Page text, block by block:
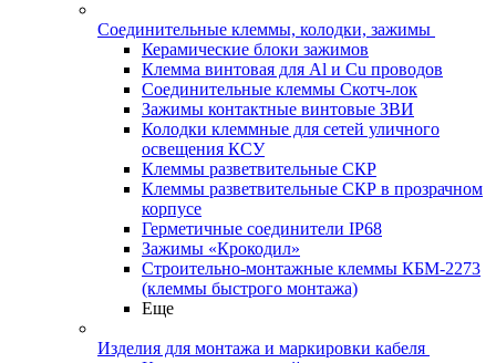
Соединительные клеммы, колодки, зажимы
Керамические блоки зажимов
Клемма винтовая для Al и Cu проводов
Соединительные клеммы Скотч-лок
Зажимы контактные винтовые ЗВИ
Колодки клеммные для сетей уличного
освещения КСУ
Клеммы разветвительные СКР
Клеммы разветвительные СКР в прозрачном
корпусе
Герметичные соединители IP68
Зажимы «Крокодил»
Строительно-монтажные клеммы КБМ-2273
(клеммы быстрого монтажа)
Еще
Изделия для монтажа и маркировки кабеля